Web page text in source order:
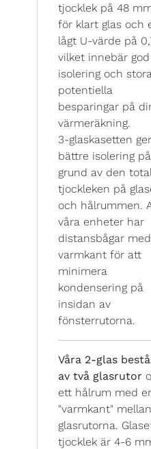
tjocklek på 48
för klart glas och
lågt U-värde på
vilket innebär god
isolering och
potentiella
besparingar på
värmeräkning.
3-glaskasetten ger
bättre isolering på
grund av den
tjockleken på
och hålrummen.
våra enheter har
distansbågar med
varmkant för att
minimera
kondensering på
insidan av
fönsterrutorna.
Våra 2-glas
av två glasrutor
ett hålrum med
"varmkant" mellan
glasrutorna.
tjocklek är 4-6